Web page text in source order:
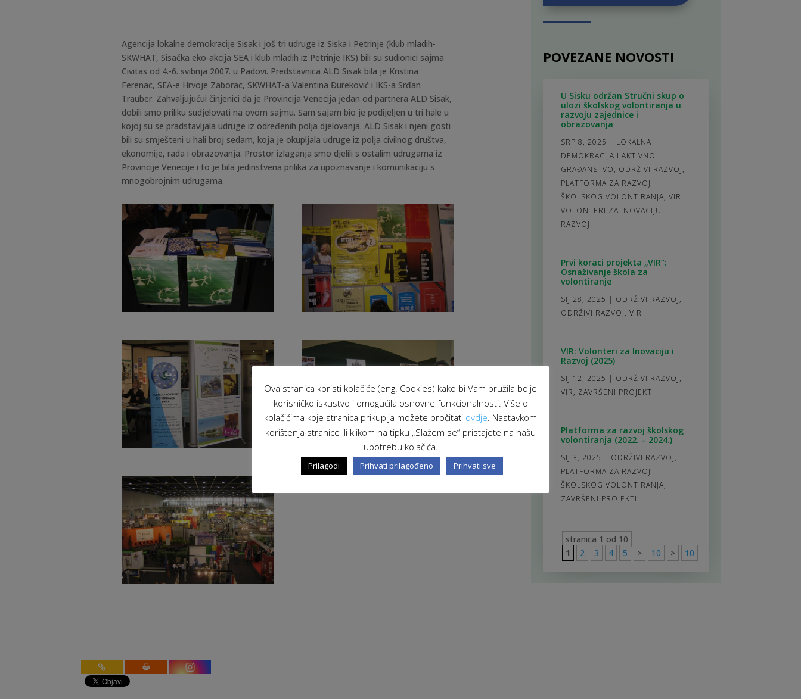
Agencija lokalne demokracije Sisak i još tri udruge iz Siska i Petrinje (klub mladih-
SKWHAT, Sisačka eko-akcija SEA i klub mladih iz Petrinje IKS) bili su sudionici sajma
Civitas od 4.-6. svibnja 2007. u Padovi. Predstavnica ALD Sisak bila je Kristina
Ferenac, SEA-e Hrvoje Zaborac, SKWHAT-a Valentina Đureković i IKS-a Srđan
Trauber. Zahvaljujućui činjenici da je Provincija Venecija jedan od partnera ALD Sisak,
dobili smo priliku sudjelovati na ovom sajmu. Sam sajam bio je podijeljen u tri hale u
kojoj su se pradstavljala udruge iz određenih polja djelovanja. ALD Sisak i njeni gosti
bili su smješteni u hali broj sedam, koja je okupljala udruge iz polja civilnog društva,
ekonomije, rada i obrazovanja. Prostor izlaganja smo djelili s ostalim udrugama iz
Provincije Venecije i to je bila jedinstvena prilika za upoznavanje i komunikaciju s
mnogobrojnim udrugama.
POVEZANE NOVOSTI
U Sisku održan Stručni skup o
ulozi školskog volontiranja u
razvoju zajednice i
obrazovanja
SRP 8, 2025 | LOKALNA
DEMOKRACIJA I AKTIVNO
GRAĐANSTVO, ODRŽIVI RAZVOJ,
PLATFORMA ZA RAZVOJ
ŠKOLSKOG VOLONTIRANJA, VIR:
VOLONTERI ZA INOVACIJU I
RAZVOJ
Prvi koraci projekta „VIR“:
Osnaživanje škola za
volontiranje
SIJ 28, 2025 | ODRŽIVI RAZVOJ,
ODRŽIVI RAZVOJ, VIR
VIR: Volonteri za Inovaciju i
Razvoj (2025)
SIJ 12, 2025 | ODRŽIVI RAZVOJ,
VIR, ZAVRŠENI PROJEKTI
Platforma za razvoj školskog
volontiranja (2022. – 2024.)
SIJ 3, 2025 | ODRŽIVI RAZVOJ,
PLATFORMA ZA RAZVOJ
ŠKOLSKOG VOLONTIRANJA,
ZAVRŠENI PROJEKTI
stranica 1 od 10
1
2 3 4 5 > 10 > 10
Ova stranica koristi kolačiće (eng. Cookies) kako bi Vam pružila bolje
korisničko iskustvo i omogućila osnovne funkcionalnosti. Više o
kolačićima koje stranica prikuplja možete pročitati ovdje. Nastavkom
korištenja stranice ili klikom na tipku „Slažem se“ pristajete na našu
upotrebu kolačića.
Prilagodi Prihvati prilagođeno Prihvati sve